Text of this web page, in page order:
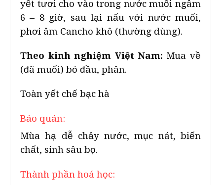
yết tươi cho vào trong nước muối ngâm
6 – 8 giờ, sau lại nấu với nước muối,
phơi âm Cancho khô (thường dùng).
Theo kinh nghiệm Việt Nam: Mua về
(đã muối) bỏ đầu, phân.
Toàn yết chế bạc hà
Bảo quản:
Mùa hạ dễ chảy nước, mục nát, biến
chất, sinh sâu bọ.
Thành phần hoá học: